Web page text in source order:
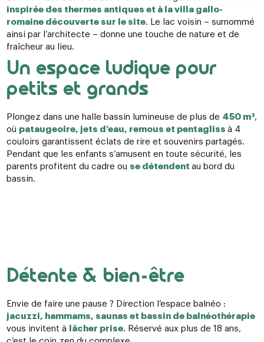
inspirée des thermes antiques et à la villa gallo-
romaine découverte sur le site. Le lac voisin – surnommé
ainsi par l’architecte – donne une touche de nature et de
fraîcheur au lieu.
Un espace ludique pour
petits et grands
Plongez dans une halle bassin lumineuse de plus de 450 m²,
où pataugeoire, jets d’eau, remous et pentagliss à 4
couloirs garantissent éclats de rire et souvenirs partagés.
Pendant que les enfants s’amusent en toute sécurité, les
parents profitent du cadre ou se détendent au bord du
bassin.
Détente & bien-être
Envie de faire une pause ? Direction l’espace balnéo :
jacuzzi, hammams, saunas et bassin de balnéothérapie
vous invitent à
lâcher prise. Réservé aux plus de 18 ans,